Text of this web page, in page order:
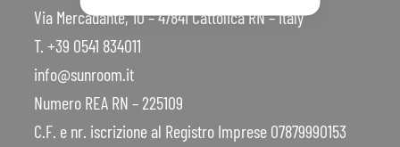
Via Mercadante, 10 – 47841 Cattolica RN – Italy
T. +39 0541 834011
info@sunroom.it
Numero REA RN – 225109
C.F. e nr. iscrizione al Registro Imprese 07879990153